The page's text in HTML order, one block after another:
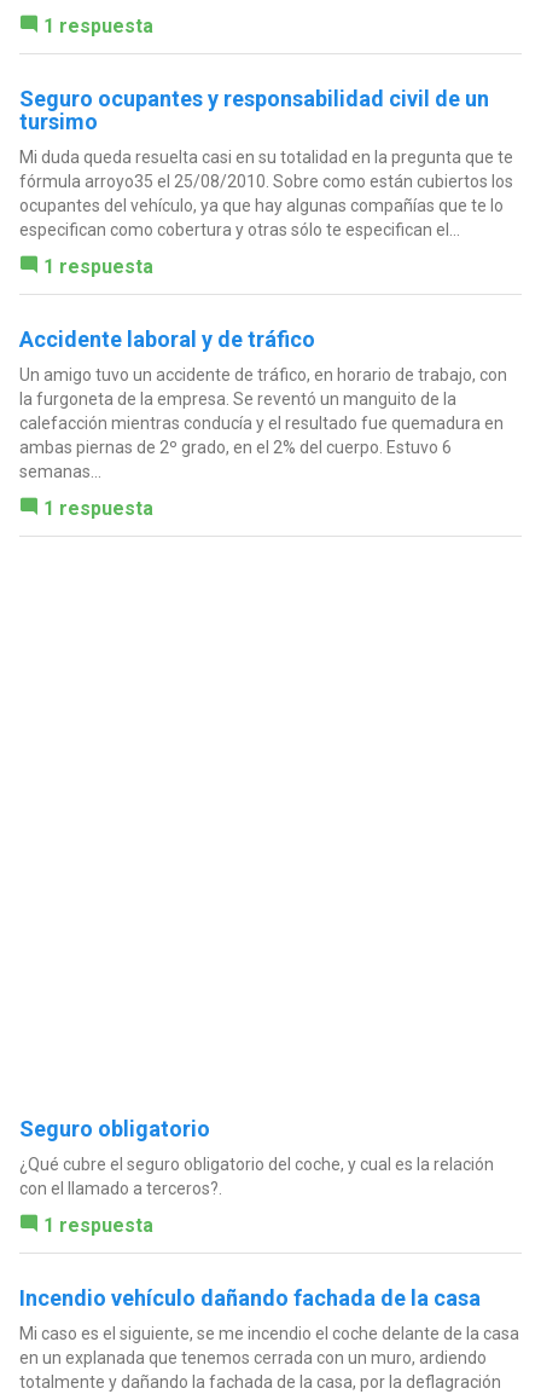
1 respuesta
Seguro ocupantes y responsabilidad civil de un
tursimo
Mi duda queda resuelta casi en su totalidad en la pregunta que te
fórmula arroyo35 el 25/08/2010. Sobre como están cubiertos los
ocupantes del vehículo, ya que hay algunas compañías que te lo
especifican como cobertura y otras sólo te especifican el...
1 respuesta
Accidente laboral y de tráfico
Un amigo tuvo un accidente de tráfico, en horario de trabajo, con
la furgoneta de la empresa. Se reventó un manguito de la
calefacción mientras conducía y el resultado fue quemadura en
ambas piernas de 2º grado, en el 2% del cuerpo. Estuvo 6
semanas...
1 respuesta
Seguro obligatorio
¿Qué cubre el seguro obligatorio del coche, y cual es la relación
con el llamado a terceros?.
1 respuesta
Incendio vehículo dañando fachada de la casa
Mi caso es el siguiente, se me incendio el coche delante de la casa
en un explanada que tenemos cerrada con un muro, ardiendo
totalmente y dañando la fachada de la casa, por la deflagración